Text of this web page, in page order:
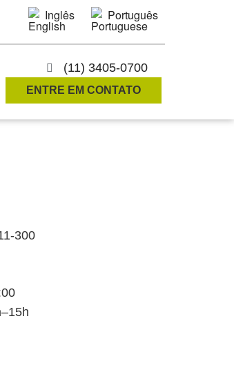
Inglês Português
(11) 3405-0700
ENTRE EM CONTATO
300